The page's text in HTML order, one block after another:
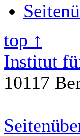
top ↑
Institut
10117